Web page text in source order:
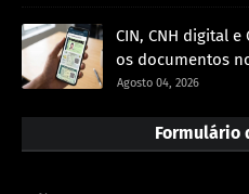
CIN, CNH digital
os documentos
Agosto 04, 2026
Formulário